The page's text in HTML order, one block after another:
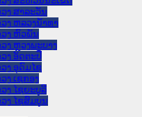
ງ ສາລະວັນ
ງ ຫລວງນໍ້າທາ
ງ ຫົວພັນ
ງ ຫຼວງພະບາງ
ງ ອັດຕະປື
ງ ອຸດົມໄຊ
ງ ເຊກອງ
ງ ໄຊຍະບູລີ
ງ ໄຊສົມບູນ